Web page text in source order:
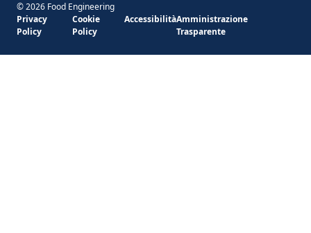
© 2026 Food Engineering
Privacy
Policy
Cookie
Policy
AccessibilitàAmministrazione
Trasparente